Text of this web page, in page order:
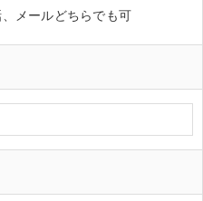
、メールどちらでも可